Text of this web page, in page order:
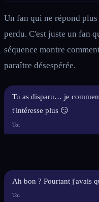
Un fan qui ne répond plus
perdu. C'est juste un fan
séquence montre
paraître désespérée.
Tu as disparu… je
t'intéresse plus 😏
Toi
Ah bon ? Pourtant j'avais
Toi